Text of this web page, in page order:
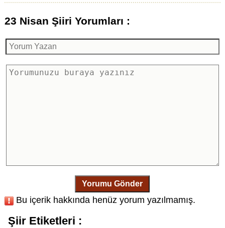
23 Nisan Şiiri Yorumları :
Yorumu Gönder
Bu içerik hakkında henüz yorum yazılmamış.
Şiir Etiketleri :